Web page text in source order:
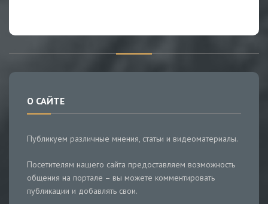
О САЙТЕ
Публикуем различные мнения, статьи и видеоматериалы.
Посетителям нашего сайта предоставляем возможность
общения на портале – вы можете комментировать
публикации и добавлять свои.